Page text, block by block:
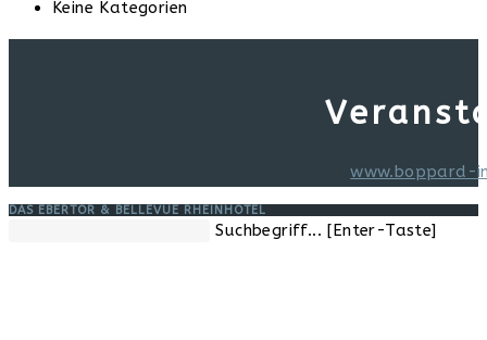
Keine Kategorien
www.boppard-
DAS EBERTOR & BELLEVUE RHEINHOTEL
Suchbegriff... [Enter-Taste]